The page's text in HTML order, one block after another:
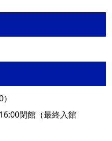
閉館（最終入館